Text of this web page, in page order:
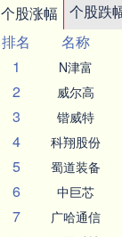
个股涨幅 个股跌
排名
名称
1
N津富
2 威尔高
3 锴威特
4 科翔股份
5 蜀道装备
6 中巨芯
7 广哈通信